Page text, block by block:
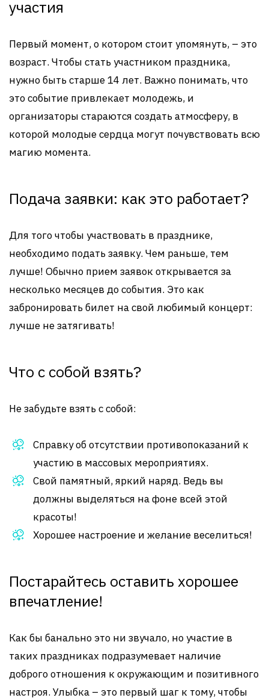
участия
Первый момент, о котором стоит упомянуть, – это
возраст. Чтобы стать участником праздника,
нужно быть старше 14 лет. Важно понимать, что
это событие привлекает молодежь, и
организаторы стараются создать атмосферу, в
которой молодые сердца могут почувствовать всю
магию момента.
Подача заявки: как это работает?
Для того чтобы участвовать в празднике,
необходимо подать заявку. Чем раньше, тем
лучше! Обычно прием заявок открывается за
несколько месяцев до события. Это как
забронировать билет на свой любимый концерт:
лучше не затягивать!
Что с собой взять?
Не забудьте взять с собой:
Справку об отсутствии противопоказаний к
участию в массовых мероприятиях.
Свой памятный, яркий наряд. Ведь вы
должны выделяться на фоне всей этой
красоты!
Хорошее настроение и желание веселиться!
Постарайтесь оставить хорошее
впечатление!
Как бы банально это ни звучало, но участие в
таких праздниках подразумевает наличие
доброго отношения к окружающим и позитивного
настроя. Улыбка – это первый шаг к тому, чтобы